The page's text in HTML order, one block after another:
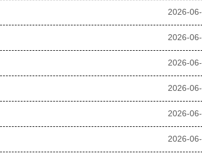
2026-
2026-
2026-
2026-
2026-
2026-